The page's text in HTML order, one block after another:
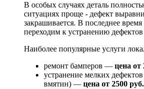
В особых случаях деталь
ситуациях проще - дефект
закрашивается. В последнее
переходим к устранению дефектов
Наиболее популярные услуги
ремонт бамперов — цена от
устранение мелких
вмятин) — цена от 2500 руб.